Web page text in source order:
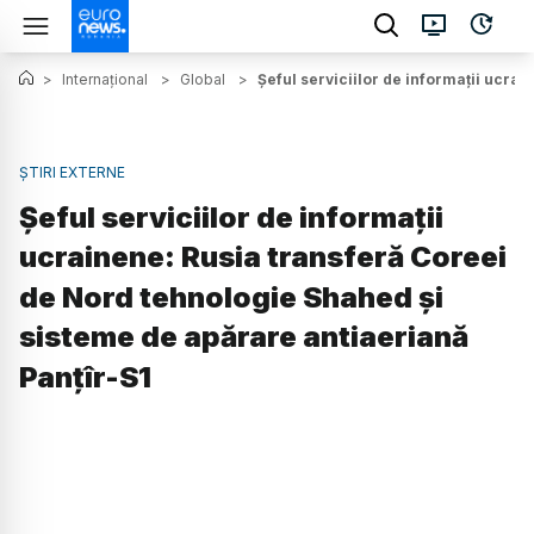
> Internațional > Global > Șeful serviciilor de informații
ȘTIRI EXTERNE
Șeful serviciilor de informații
ucrainene: Rusia transferă Coreei
de Nord tehnologie Shahed și
sisteme de apărare antiaeriană
Panțîr-S1